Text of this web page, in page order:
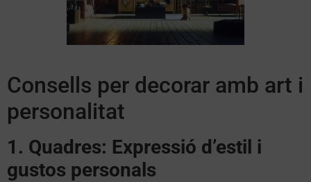
Consells per decorar amb art i
personalitat
1. Quadres: Expressió d’estil i
gustos personals